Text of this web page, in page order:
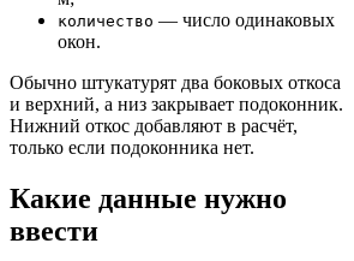
количество — число одинаковых
окон.
Обычно штукатурят два боковых откоса
и верхний, а низ закрывает подоконник.
Нижний откос добавляют в расчёт,
только если подоконника нет.
Какие данные нужно
ввести